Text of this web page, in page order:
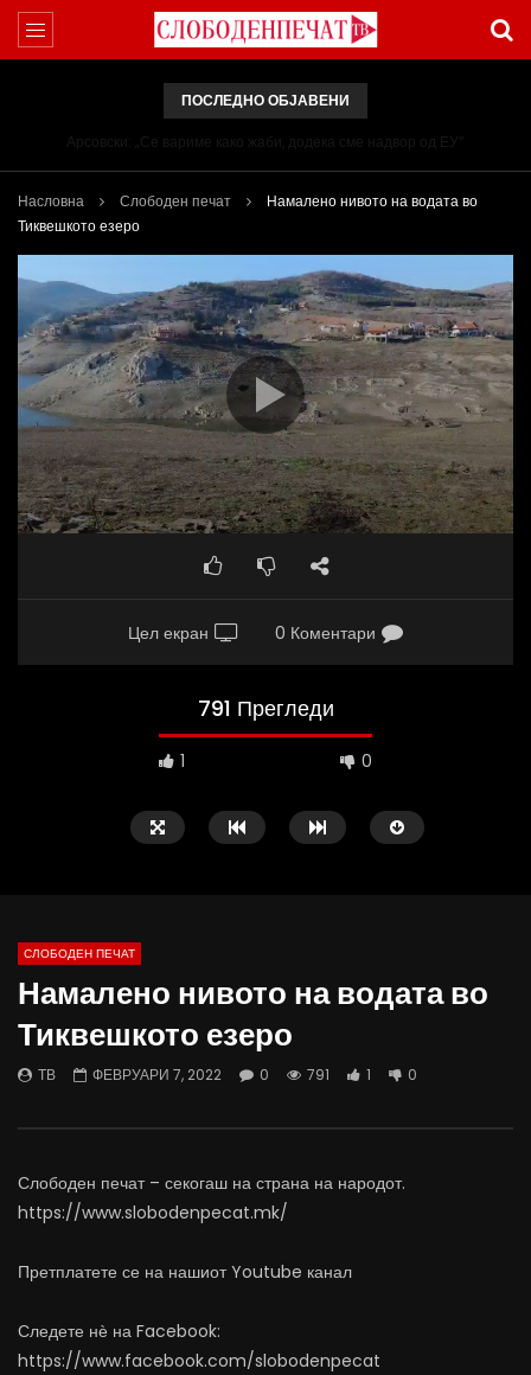
ПОСЛЕДНО ОБЈАВЕНИ
Арсовски: „Се вариме како жаби, додека сме надвор од ЕУ“
Насловна Слободен печат
Намалено нивото на водата во
Тиквешкото езеро
Цел екран 0 Коментари
791 Прегледи
1 0
07.08.2026
0
1.8K 16 0
10:25
06.08.2026
0
1.1K 11
СЛОБОДЕН ПЕЧАТ
Намалено нивото на водата во
Тиквешкото езеро
ТВ ФЕВРУАРИ 7, 2022 0 791 1 0
Слободен печат – секогаш на страна на народот.
https://www.slobodenpecat.mk/
Претплатете се на нашиот Youtube канал
Следете нѐ на Facebook:
https://www.facebook.com/slobodenpecat